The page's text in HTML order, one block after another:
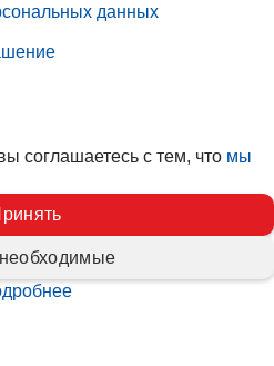
данных
соглашаетесь с тем, что мы